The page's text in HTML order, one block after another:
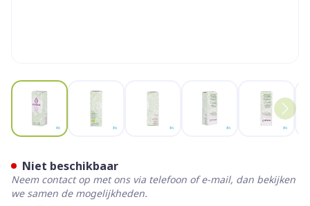
View larger imageView larger imageView larger imageView larger image
View
Niet beschikbaar
Neem contact op met ons via telefoon of e-mail, dan bekijken
we samen de mogelijkheden.